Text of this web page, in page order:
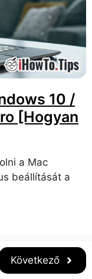
10 /
[Hogyan
a Mac
beállítását a
Következő